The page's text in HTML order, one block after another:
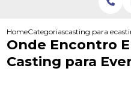
HomeCategoriascasting para
Onde Encontro
Casting para